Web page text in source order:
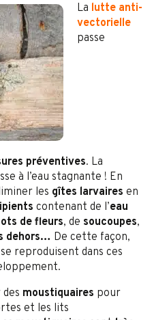
La lutte anti-
vectorielle
passe
préventives. La
à l’eau stagnante ! En
les gîtes larvaires en
contenant de l’eau
de fleurs, de soucoupes,
dehors… De cette façon,
se reproduisent dans ces
moustiquaires pour
et les lits